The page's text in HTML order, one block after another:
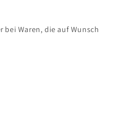
bei Waren, die auf Wunsch